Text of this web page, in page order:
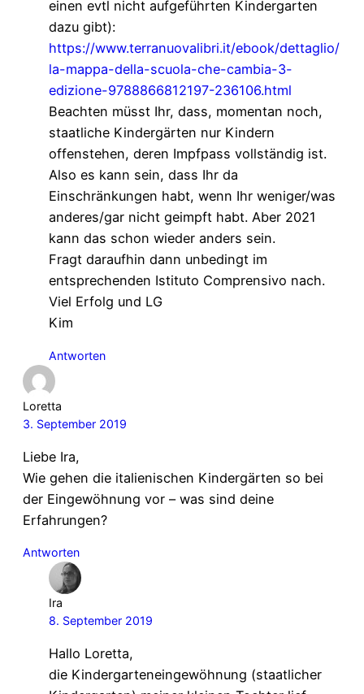
einen evtl nicht aufgeführten Kindergarten
dazu gibt):
https://www.terranuovalibri.it/ebook/dettaglio/
la-mappa-della-scuola-che-cambia-3-
edizione-9788866812197-236106.html
Beachten müsst Ihr, dass, momentan noch,
staatliche Kindergärten nur Kindern
offenstehen, deren Impfpass vollständig ist.
Also es kann sein, dass Ihr da
Einschränkungen habt, wenn Ihr weniger/was
anderes/gar nicht geimpft habt. Aber 2021
kann das schon wieder anders sein.
Fragt daraufhin dann unbedingt im
entsprechenden Istituto Comprensivo nach.
Viel Erfolg und LG
Kim
Antworten
Loretta
3. September 2019
Liebe Ira,
Wie gehen die italienischen Kindergärten so bei
der Eingewöhnung vor – was sind deine
Erfahrungen?
Antworten
Ira
8. September 2019
Hallo Loretta,
die Kindergarteneingewöhnung (staatlicher